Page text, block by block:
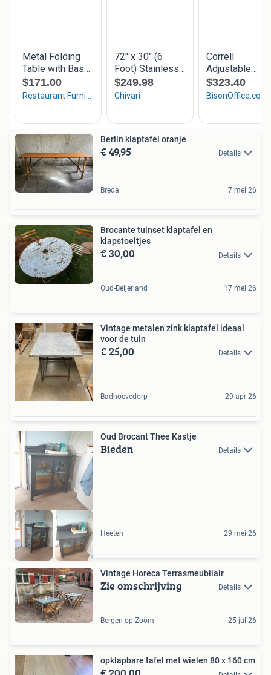
Berlin klaptafel oranje
€ 49,95 Details
Breda 7 mei 26
Brocante tuinset klaptafel en
klapstoeltjes
€ 30,00 Details
Oud-Beijerland 17 mei 26
Vintage metalen zink klaptafel ideaal
voor de tuin
€ 25,00 Details
Badhoevedorp 29 apr 26
Oud Brocant Thee Kastje
Bieden Details
Heeten 29 mei 26
Vintage Horeca Terrasmeubilair
Zie omschrijving Details
Bergen op Zoom 25 jul 26
opklapbare tafel met wielen 80 x 160 cm